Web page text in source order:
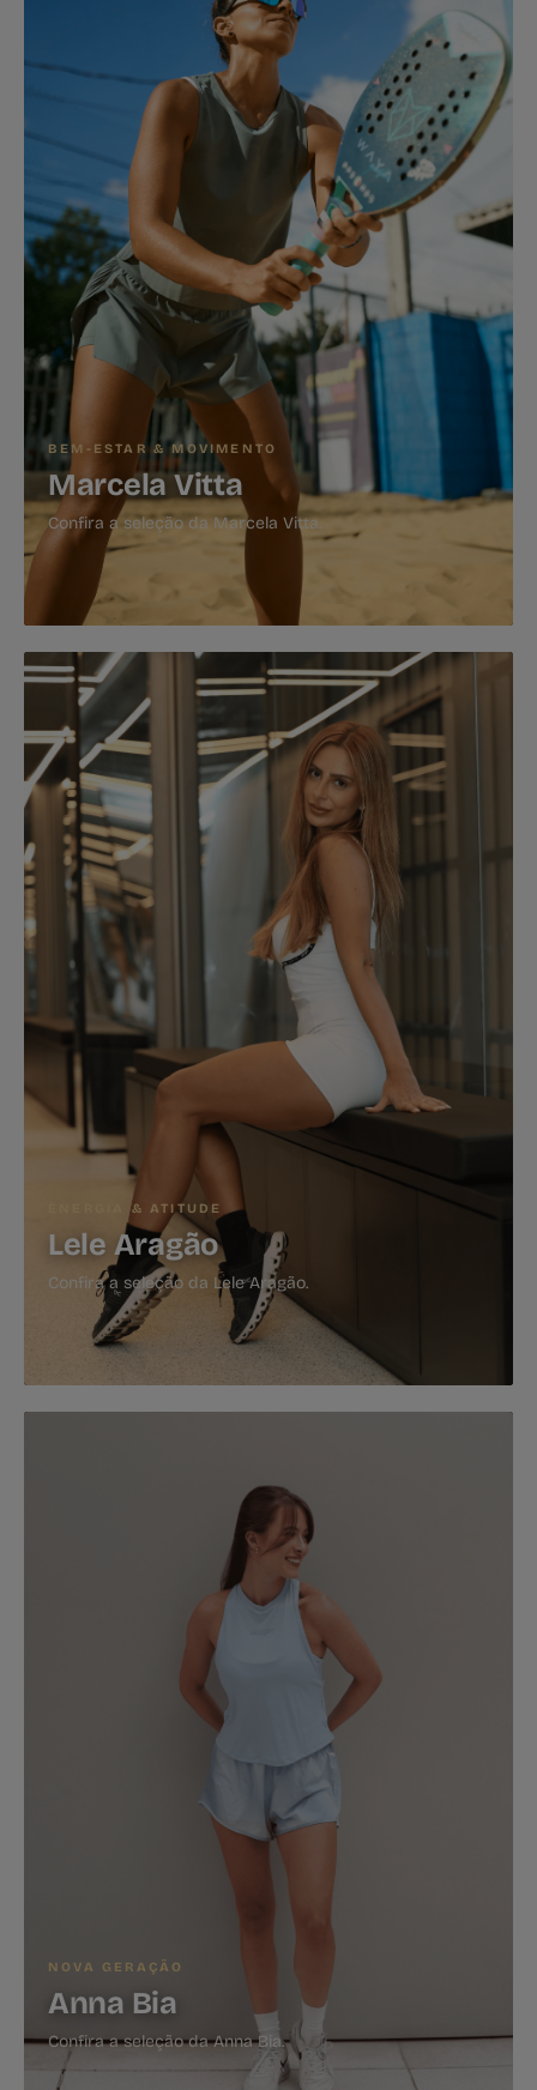
BEM-ESTAR & MOVIMENTO
Marcela Vitta
Confira a seleção da Marcela Vitta.
ENERGIA & ATITUDE
Lele Aragão
Confira a seleção da Lele Aragão.
NOVA GERAÇÃO
Anna Bia
Confira a seleção da Anna Bia.